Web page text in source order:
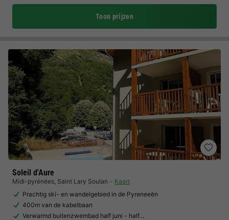
Toon prijzen
Soleil d'Aure
Midi-pyrénées, Saint Lary Soulan
Kaart
Prachtig ski- en wandelgebied in de Pyreneeën
400m van de kabelbaan
Verwarmd buitenzwembad half juni - half…